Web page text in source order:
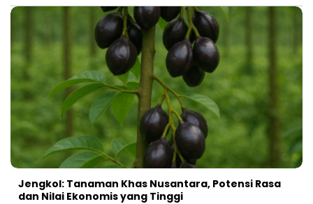
Jengkol: Tanaman Khas Nusantara, Potensi Rasa
dan Nilai Ekonomis yang Tinggi